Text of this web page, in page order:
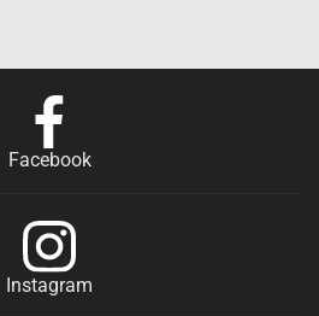
Facebook
Instagram